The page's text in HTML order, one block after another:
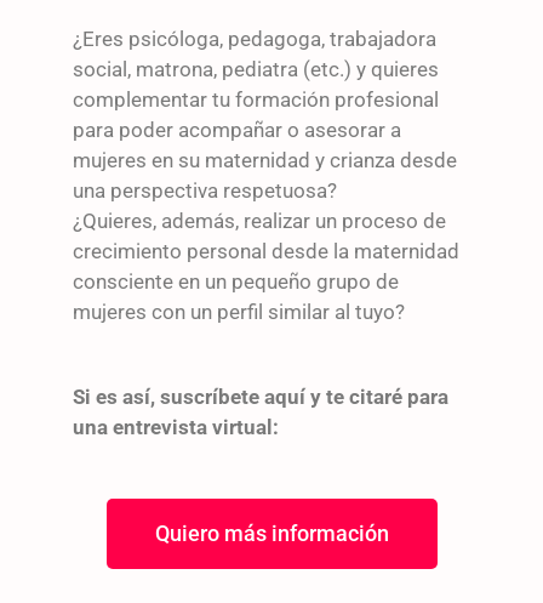
¿Eres psicóloga, pedagoga, trabajadora
social, matrona, pediatra (etc.) y quieres
complementar tu formación profesional
para poder acompañar o asesorar a
mujeres en su maternidad y crianza desde
una perspectiva respetuosa?
¿Quieres, además, realizar un proceso de
crecimiento personal desde la maternidad
consciente en un pequeño grupo de
mujeres con un perfil similar al tuyo?
Si es así, suscríbete aquí y te citaré para
una entrevista virtual:
Quiero más información